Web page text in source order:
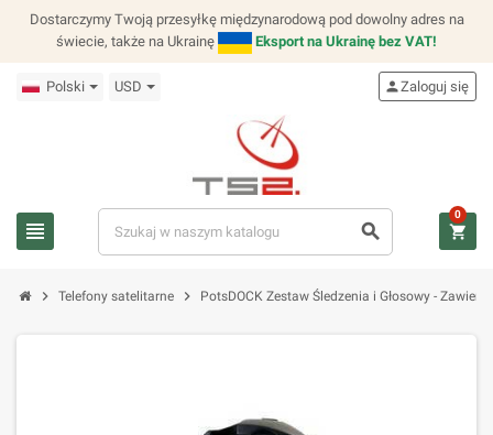
Dostarczymy Twoją przesyłkę międzynarodową pod dowolny adres na
świecie, także na Ukrainę
Eksport na Ukrainę bez VAT!
Polski USD
view_headline search
personZaloguj się
shopping_cart
0
chevron_right Telefony satelitarne chevron_right PotsDOCK Zestaw Śledzenia i Głosowy -